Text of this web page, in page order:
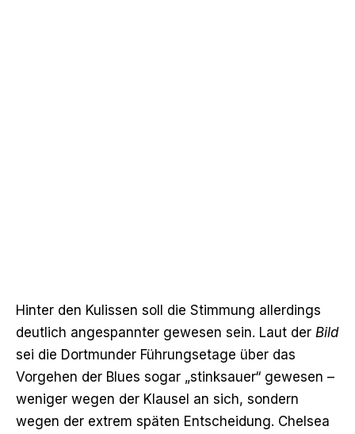
Hinter den Kulissen soll die Stimmung allerdings
deutlich angespannter gewesen sein. Laut der Bild
sei die Dortmunder Führungsetage über das
Vorgehen der Blues sogar „stinksauer“ gewesen –
weniger wegen der Klausel an sich, sondern
wegen der extrem späten Entscheidung. Chelsea